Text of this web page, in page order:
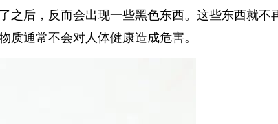
后，反而会出现一些黑色东西。这些东西就不
通常不会对人体健康造成危害。